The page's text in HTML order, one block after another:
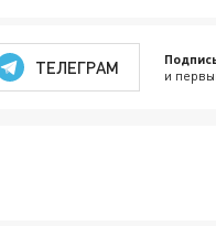
ТЕЛЕГРАМ и